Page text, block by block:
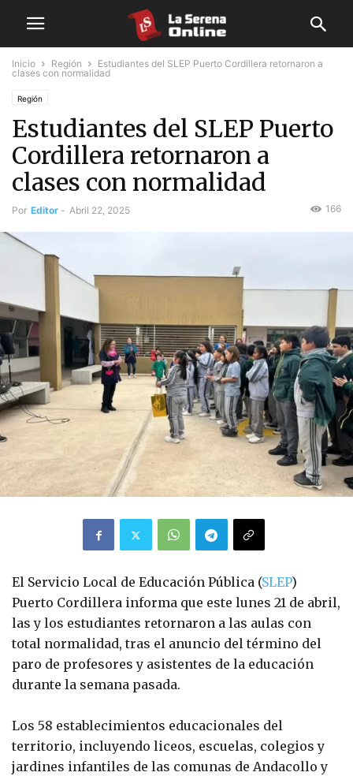
Inicio Región
Estudiantes del SLEP Puerto Cordillera retornaron a
clases con normalidad
Región
Estudiantes del SLEP Puerto
Cordillera retornaron a
clases con normalidad
Por Editor - Abril 22, 2025 166
El Servicio Local de Educación Pública (SLEP)
Puerto Cordillera informa que este lunes 21 de abril,
las y los estudiantes retornaron a las aulas con
total normalidad, tras el anuncio del término del
paro de profesores y asistentes de la educación
durante la semana pasada.
Los 58 establecimientos educacionales del
territorio, incluyendo liceos, escuelas, colegios y
jardines infantiles de las comunas de Andacollo y